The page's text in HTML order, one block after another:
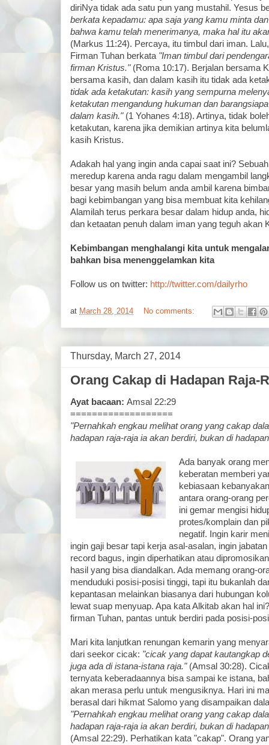
diriNya tidak ada satu pun yang mustahil. Yesus
berkata kepadamu: apa saja yang kamu minta
bahwa kamu telah menerimanya, maka hal itu
(Markus 11:24). Percaya, itu timbul dari iman.
Firman Tuhan berkata "Iman timbul dari
firman Kristus."(Roma 10:17). Berjalan bersama
bersama kasih, dan dalam kasih itu tidak ada
tidak ada ketakutan: kasih yang sempurna
ketakutan mengandung hukuman dan
dalam kasih."(1 Yohanes 4:18). Artinya, tidak
ketakutan, karena jika demikian artinya kita
kasih Kristus.
Adakah hal yang ingin anda capai saat ini?
meredup karena anda ragu dalam mengambil
besar yang masih belum anda ambil karena
bagi kebimbangan yang bisa membuat kita
Alamilah terus perkara besar dalam hidup anda,
dan ketaatan penuh dalam iman yang teguh akan
Kebimbangan menghalangi kita untuk
bahkan bisa menenggelamkan kita
Follow us on twitter: http://twitter.com/dailyrho
at March 28, 2014 No comments:
Thursday, March 27, 2014
Orang Cakap di Hadapan Raja-
Ayat bacaan: Amsal 22:29
===================
"Pernahkah engkau melihat orang yang cakap
hadapan raja-raja ia akan berdiri, bukan di
Ada banyak orang
keberatan memberi
kebiasaan
antara orang-orang
ini gemar mengisi
protes/komplain dan
negatif. Ingin karir
ingin gaji besar tapi kerja asal-asalan, ingin
record bagus, ingin diperhatikan atau
hasil yang bisa diandalkan. Ada memang orang-
menduduki posisi-posisi tinggi, tapi itu bukanlah
kepantasan melainkan biasanya dari hubungan
lewat suap menyuap. Apa kata Alkitab akan hal
firman Tuhan, pantas untuk berdiri pada posisi-
Mari kita lanjutkan renungan kemarin yang
dari seekor cicak: "cicak yang dapat kautangkap
juga ada di istana-istana raja."(Amsal 30:28).
ternyata keberadaannya bisa sampai ke istana,
akan merasa perlu untuk mengusiknya. Hari ini
berasal dari hikmat Salomo yang disampaikan
"Pernahkah engkau melihat orang yang cakap
hadapan raja-raja ia akan berdiri, bukan di
(Amsal 22:29). Perhatikan kata "cakap". Orang